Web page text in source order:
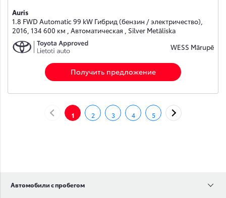
Auris
1.8 FWD Automatic 99 kW Гибрид (бензин / электричество),
2016, 134 600 км , Автоматическая , Silver Metāliska
WESS Mārupē
Получить предложение
НАЗАД ДАЛЕЕ
1 2 3 4 5
Автомобили с пробегом